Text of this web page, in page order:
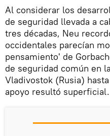
Al considerar los
de seguridad llevada a
tres décadas, Neu
occidentales parecían
pensamiento' de
de seguridad común en
Vladivostok (Rusia)
apoyo resultó superficial.